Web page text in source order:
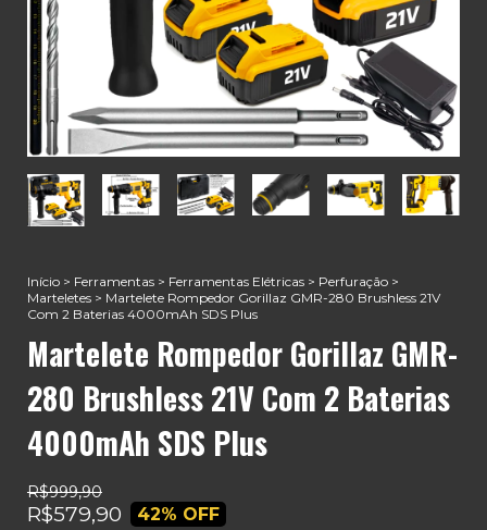
Início > Ferramentas > Ferramentas Elétricas > Perfuração >
Marteletes > Martelete Rompedor Gorillaz GMR-280 Brushless 21V
Com 2 Baterias 4000mAh SDS Plus
Martelete Rompedor Gorillaz GMR-
280 Brushless 21V Com 2 Baterias
4000mAh SDS Plus
R$999,90
R$579,90 42% OFF